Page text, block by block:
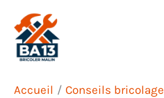
contenu
Accueil
Conseils bricolage
Rechercher